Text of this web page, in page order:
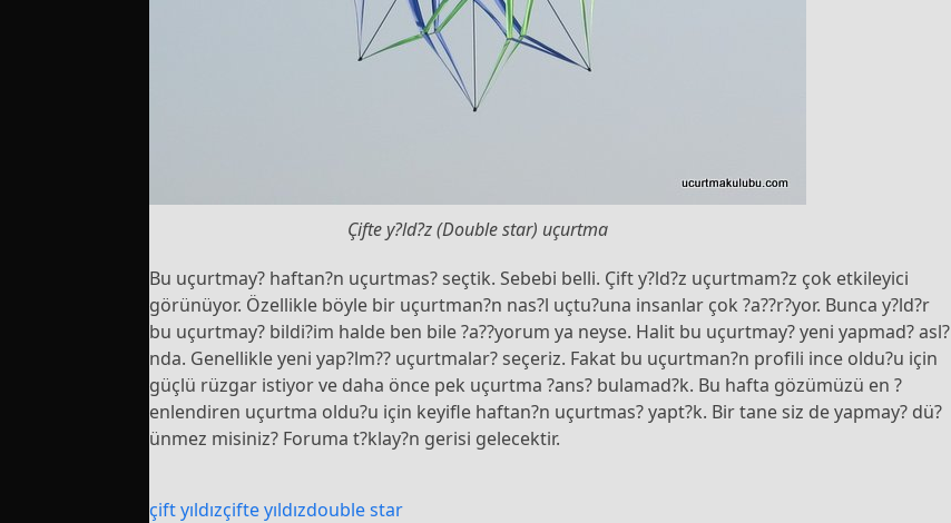
Çifte y?ld?z (Double star) uçurtma
Bu uçurtmay? haftan?n uçurtmas? seçtik. Sebebi belli. Çift y?ld?z uçurtmam?z çok etkileyici
görünüyor. Özellikle böyle bir uçurtman?n nas?l uçtu?una insanlar çok ?a??r?yor. Bunca y?ld?r
bu uçurtmay? bildi?im halde ben bile ?a??yorum ya neyse. Halit bu uçurtmay? yeni yapmad? asl?
nda. Genellikle yeni yap?lm?? uçurtmalar? seçeriz. Fakat bu uçurtman?n profili ince oldu?u için
güçlü rüzgar istiyor ve daha önce pek uçurtma ?ans? bulamad?k. Bu hafta gözümüzü en ?
enlendiren uçurtma oldu?u için keyifle haftan?n uçurtmas? yapt?k. Bir tane siz de yapmay? dü?
ünmez misiniz? Foruma t?klay?n gerisi gelecektir.
çift yıldızçifte yıldızdouble star